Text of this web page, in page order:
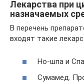
Лекарства при
назначаемых
В перечень
входят такие
Но-шпа и
Сумамед.